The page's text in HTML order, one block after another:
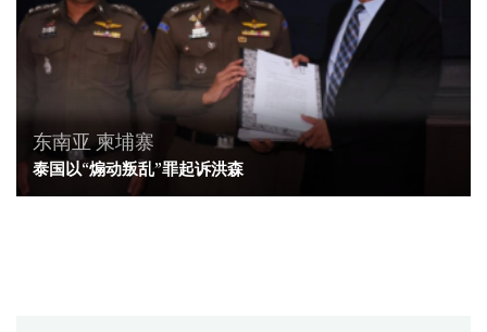
东南亚 柬埔寨
泰国以“煽动叛乱”罪起诉洪森